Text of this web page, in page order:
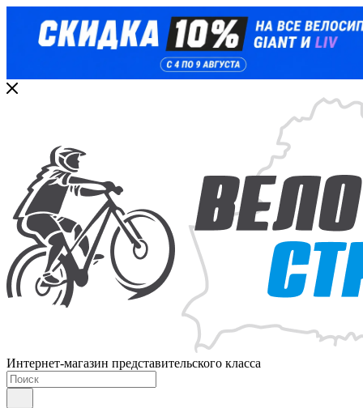
Интернет-магазин представительского класса